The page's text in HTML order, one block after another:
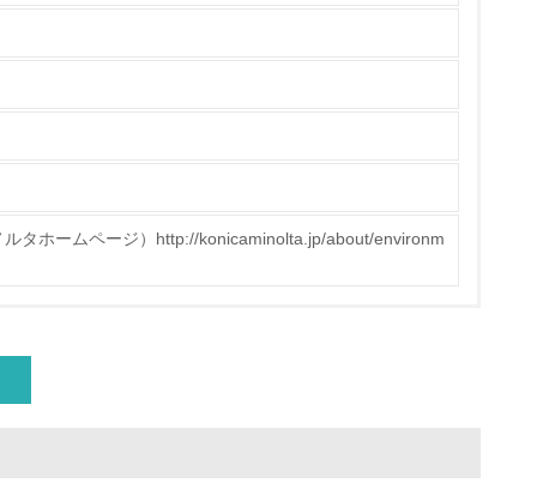
の取り組みを行っている
減目標や計画を立てている
っている
ルタホームページ）http://konicaminolta.jp/about/environm